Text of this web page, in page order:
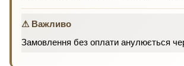
⚠ Важливо
Замовлення без оплати анулюється